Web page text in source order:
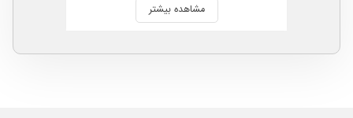
مشاهده بیشتر